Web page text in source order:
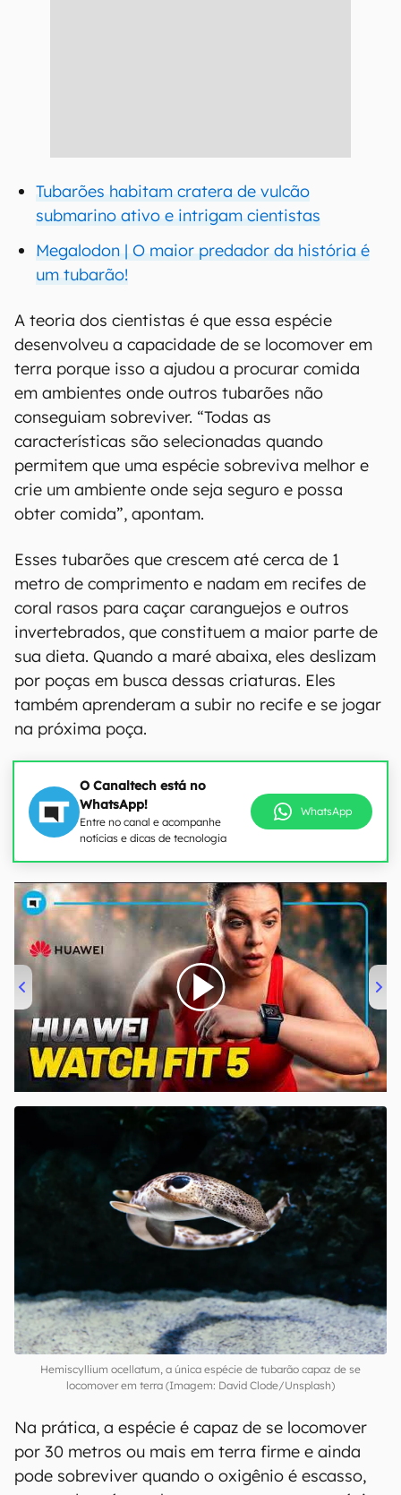
Tubarões habitam cratera de vulcão
submarino ativo e intrigam cientistas
Megalodon | O maior predador da história é
um tubarão!
A teoria dos cientistas é que essa espécie
desenvolveu a capacidade de se locomover em
terra porque isso a ajudou a procurar comida
em ambientes onde outros tubarões não
conseguiam sobreviver. “Todas as
características são selecionadas quando
permitem que uma espécie sobreviva melhor e
crie um ambiente onde seja seguro e possa
obter comida”, apontam.
Esses tubarões que crescem até cerca de 1
metro de comprimento e nadam em recifes de
coral rasos para caçar caranguejos e outros
invertebrados, que constituem a maior parte de
sua dieta. Quando a maré abaixa, eles deslizam
por poças em busca dessas criaturas. Eles
também aprenderam a subir no recife e se jogar
na próxima poça.
O Canaltech está no
WhatsApp!
Entre no canal e acompanhe
notícias e dicas de tecnologia
WhatsApp
00:00/04:51
Hemiscyllium ocellatum, a única espécie de tubarão capaz de se
locomover em terra (Imagem: David Clode/Unsplash)
Na prática, a espécie é capaz de se locomover
por 30 metros ou mais em terra firme e ainda
pode sobreviver quando o oxigênio é escasso,